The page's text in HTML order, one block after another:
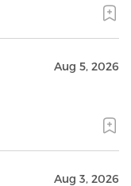
Aug 5, 2026
Aug 3, 2026